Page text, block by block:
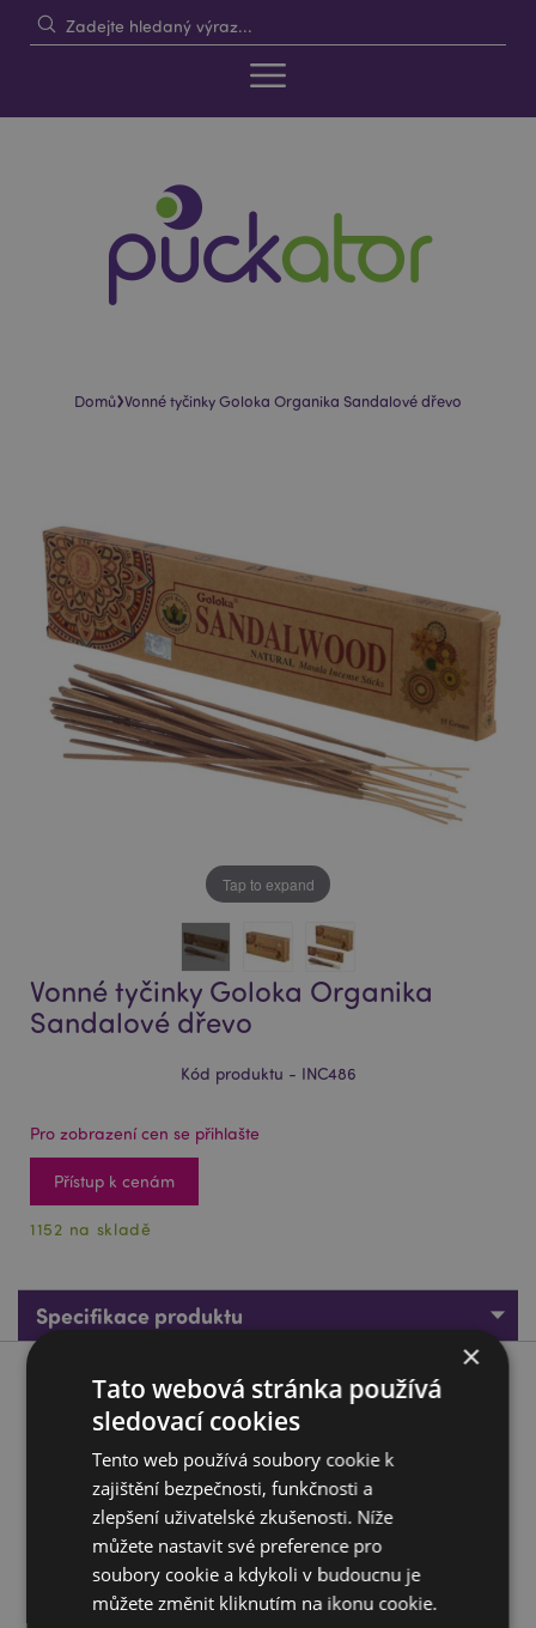
Domů›Vonné tyčinky Goloka Organika Sandalové dřevo
of
the
images
gallery
of
the
images
gallery
Tap to expand
Vonné tyčinky Goloka Organika
Sandalové dřevo
Kód produktu - INC486
Pro zobrazení cen se přihlašte
Přístup k cenám
1152 na skladě
Specifikace produktu
Popis produktu
Vonné tyčinky Goloka Organika Sandalové dřevo
Značka:Goloka
Materiál:Ručně zpracované kvalitní kadidlo,
pryskyřice a přírodní materiály.
Přibližný počet kusů v balení:12 tyčinek
Přibližná doba hoření:30 Minut
×
Tato webová stránka používá
sledovací cookies
Tento web používá soubory cookie k
zajištění bezpečnosti, funkčnosti a
zlepšení uživatelské zkušenosti. Níže
můžete nastavit své preference pro
soubory cookie a kdykoli v budoucnu je
můžete změnit kliknutím na ikonu cookie.